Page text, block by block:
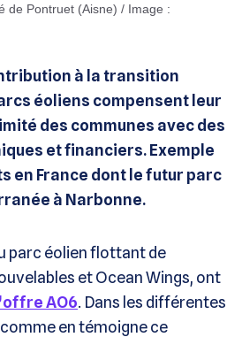
à la transition
éoliens compensent leur
des communes avec des
et financiers. Exemple
en France dont le futur parc
à Narbonne.
parc éolien flottant de
et Ocean Wings, ont
AO6. Dans les différentes
en témoigne ce